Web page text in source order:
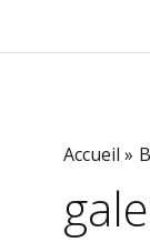
Accueil